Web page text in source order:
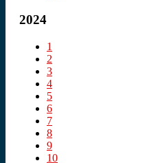
2024
1
2
3
4
5
6
7
8
9
10